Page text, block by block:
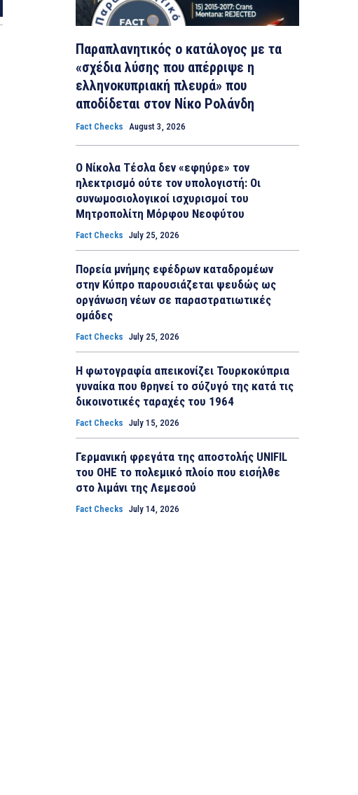
Παραπλανητικός ο κατάλογος με τα
«σχέδια λύσης που απέρριψε η
ελληνοκυπριακή πλευρά» που
αποδίδεται στον Νίκο Ρολάνδη
Fact Checks August 3, 2026
Ο Νίκολα Τέσλα δεν «εφηύρε» τον
ηλεκτρισμό ούτε τον υπολογιστή: Οι
συνωμοσιολογικοί ισχυρισμοί του
Μητροπολίτη Μόρφου Νεοφύτου
Fact Checks July 25, 2026
Πορεία μνήμης εφέδρων καταδρομέων
στην Κύπρο παρουσιάζεται ψευδώς ως
οργάνωση νέων σε παραστρατιωτικές
ομάδες
Fact Checks July 25, 2026
Η φωτογραφία απεικονίζει Τουρκοκύπρια
γυναίκα που θρηνεί το σύζυγό της κατά τις
δικοινοτικές ταραχές του 1964
Fact Checks July 15, 2026
Γερμανική φρεγάτα της αποστολής UNIFIL
του ΟΗΕ το πολεμικό πλοίο που εισήλθε
στο λιμάνι της Λεμεσού
Fact Checks July 14, 2026